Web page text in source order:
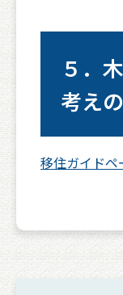
５．
考え
移住ガイドペ